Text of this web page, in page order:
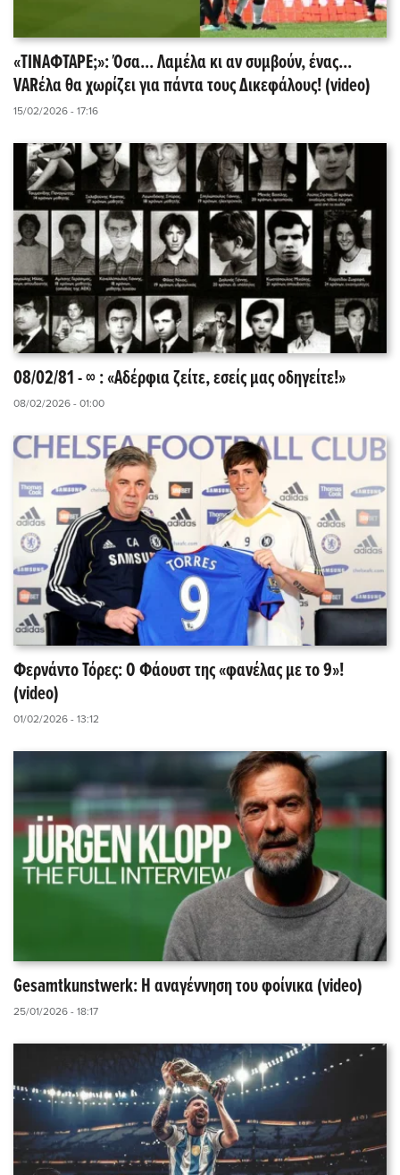
«ΤΙΝΑΦΤΑΡΕ;»: Όσα... Λαμέλα κι αν συμβούν, ένας...
VARέλα θα χωρίζει για πάντα τους Δικεφάλους! (video)
15/02/2026 - 17:16
08/02/81 - ∞ : «Αδέρφια ζείτε, εσείς μας οδηγείτε!»
08/02/2026 - 01:00
Φερνάντο Τόρες: Ο Φάουστ της «φανέλας με το 9»!
(video)
01/02/2026 - 13:12
Gesamtkunstwerk: Η αναγέννηση του φοίνικα (video)
25/01/2026 - 18:17